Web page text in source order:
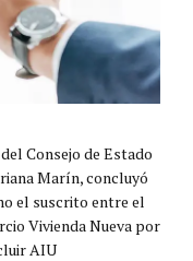
Consejo de Estado
Marín, concluyó
el suscrito entre el
Vivienda Nueva por
AIU